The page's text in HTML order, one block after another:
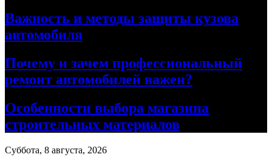
Важность и методы защиты кузова
автомобиля
Почему и зачем профессиональный
ремонт автомобилей важен?
Особенности выбора магазина
строительных материалов
Суббота, 8 августа, 2026